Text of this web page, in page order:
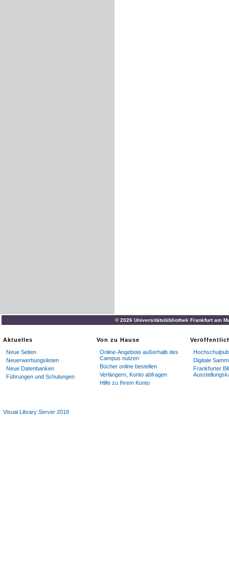
© 2026 Universitätsbibliothek Frankfurt am
Aktuelles
Neue Seiten
Neuerwerbungslisten
Neue Datenbanken
Führungen und Schulungen
Von zu Hause
Online-Angebote außerhalb des
Campus nutzen
Bücher online bestellen
Verlängern, Konto abfragen
Hilfe zu Ihrem Konto
Digitale
Frankfurter
Visual Library Server 2018